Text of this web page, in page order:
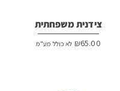
צידנית משפחתית
₪65.00 לא כולל מע"מ